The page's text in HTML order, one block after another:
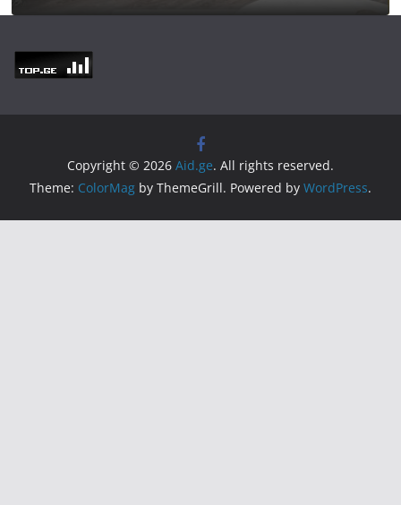
Copyright © 2026 Aid.ge. All rights reserved.
Theme: ColorMag by ThemeGrill. Powered by WordPress.